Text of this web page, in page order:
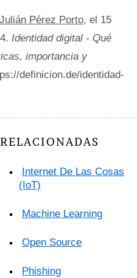
Julián Pérez Porto, el 15
Identidad digital - Qué
importancia y
definicion.de/identidad-
Internet De Las Cosas
(IoT)
Machine Learning
Open Source
Phishing